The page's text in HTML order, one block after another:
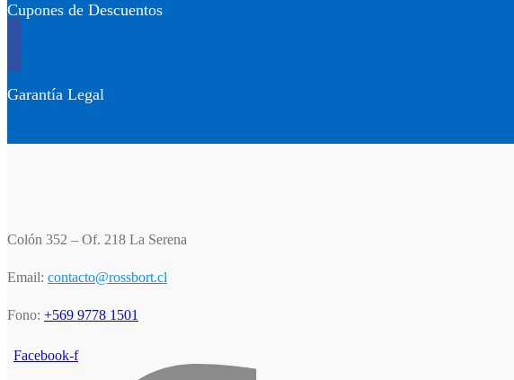
Cupones de Descuentos
Garantía Legal
Colón 352 – Of. 218 La Serena
Email: contacto@rossbort.cl
Fono: +569 9778 1501
Facebook-f